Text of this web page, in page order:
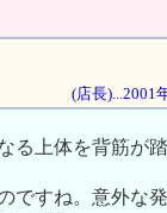
(店長)...2001
る上体を背筋が
ですね。意外な発